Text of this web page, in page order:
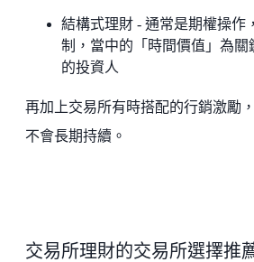
結構式理財 - 通常是期權操作
制，當中的「時間價值」為
的投資人
再加上交易所有時搭配的行銷激勵
不會長期持續。
交易所理財的交易所選擇推